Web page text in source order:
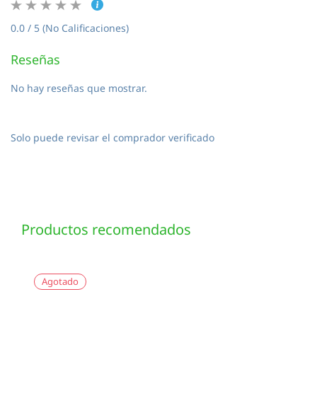
0.0 / 5 (No Calificaciones)
Reseñas
No hay reseñas que mostrar.
Solo puede revisar el comprador verificado
Productos recomendados
Agotado